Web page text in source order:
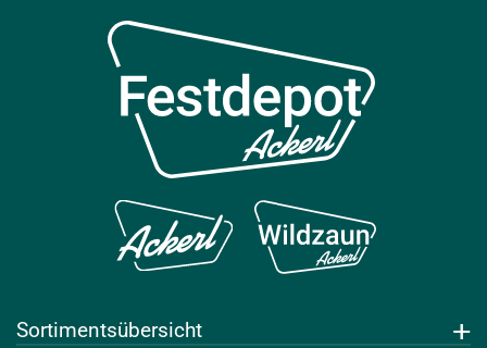
Sortimentsübersicht